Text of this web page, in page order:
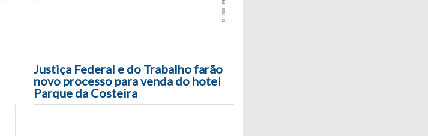
Justiça Federal e do Trabalho farão
novo processo para venda do hotel
Parque da Costeira